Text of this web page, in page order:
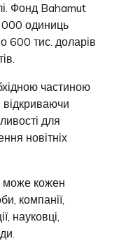
Фонд Bahamut
000 одиниць
600 тис. доларів
частиною
відкриваючи
для
новітніх
може кожен
компанії,
науковці,